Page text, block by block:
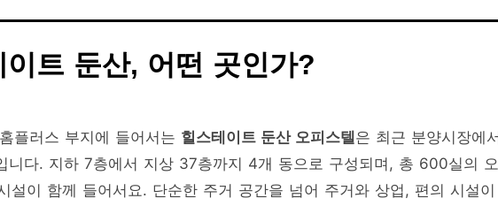
트 둔산, 어떤 곳인가?
플러스 부지에 들어서는 힐스테이트 둔산 오피스텔은 최근 분양시장에
니다. 지하 7층에서 지상 37층까지 4개 동으로 구성되며, 총 600실의 오
설이 함께 들어서요. 단순한 주거 공간을 넘어 주거와 상업, 편의 시설이